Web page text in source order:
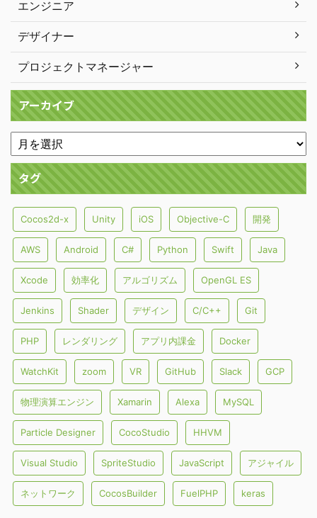
エンジニア
デザイナー
プロジェクトマネージャー
アーカイブ
タグ
Cocos2d-x Unity iOS Objective-C 開発
AWS Android C# Python Swift Java
Xcode 効率化 アルゴリズム OpenGL ES
Jenkins Shader デザイン C/C++ Git
PHP レンダリング アプリ内課金 Docker
WatchKit zoom VR GitHub Slack GCP
物理演算エンジン Xamarin Alexa MySQL
Particle Designer CocoStudio HHVM
Visual Studio SpriteStudio JavaScript アジャイル
ネットワーク CocosBuilder FuelPHP keras